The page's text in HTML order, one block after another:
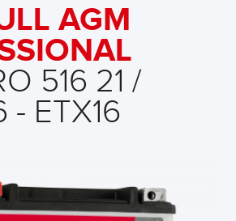
AGM
516 21 /
- ETX16